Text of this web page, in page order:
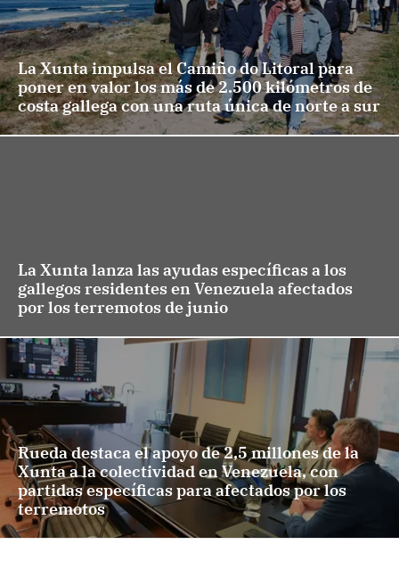
La Xunta impulsa el Camiño do Litoral para
poner en valor los más de 2.500 kilómetros de
costa gallega con una ruta única de norte a sur
La Xunta lanza las ayudas específicas a los
gallegos residentes en Venezuela afectados
por los terremotos de junio
Rueda destaca el apoyo de 2,5 millones de la
Xunta a la colectividad en Venezuela, con
partidas específicas para afectados por los
terremotos